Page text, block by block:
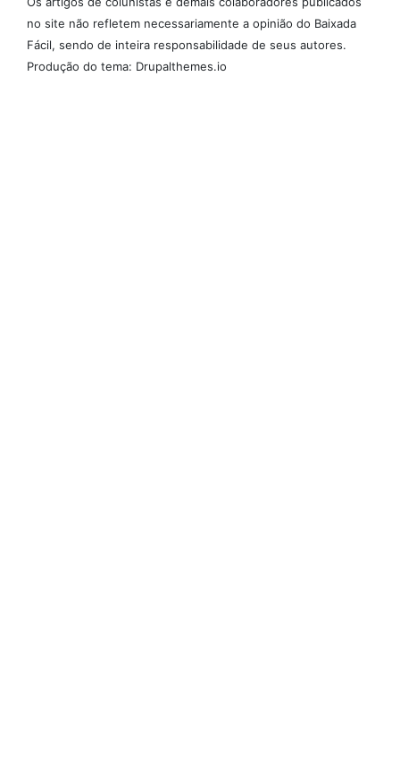
no site não refletem necessariamente a opinião do Baixada
Fácil, sendo de inteira responsabilidade de seus autores.
Produção do tema: Drupalthemes.io